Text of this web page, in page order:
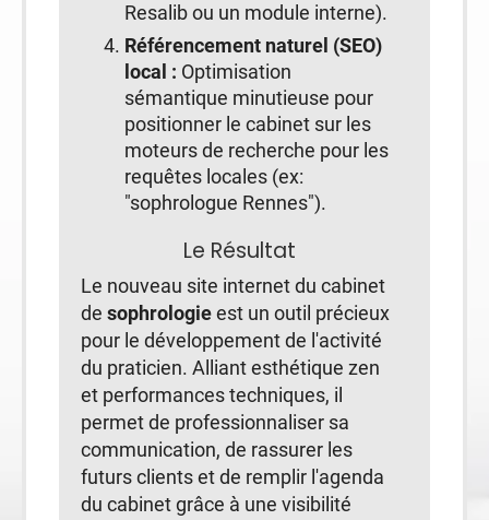
Resalib ou un module interne).
Référencement naturel (SEO)
local : Optimisation
sémantique minutieuse pour
positionner le cabinet sur les
moteurs de recherche pour les
requêtes locales (ex:
"sophrologue Rennes").
Le Résultat
Le nouveau site internet du cabinet
de sophrologie est un outil précieux
pour le développement de l'activité
du praticien. Alliant esthétique zen
et performances techniques, il
permet de professionnaliser sa
communication, de rassurer les
futurs clients et de remplir l'agenda
du cabinet grâce à une visibilité